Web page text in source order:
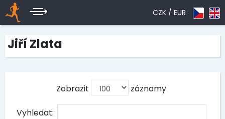
CZK / EUR
Jiří Zlata
Zobrazit záznamy
Vyhledat: